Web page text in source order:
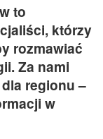
to
którzy
rozmawiać
Za nami
regionu –
w